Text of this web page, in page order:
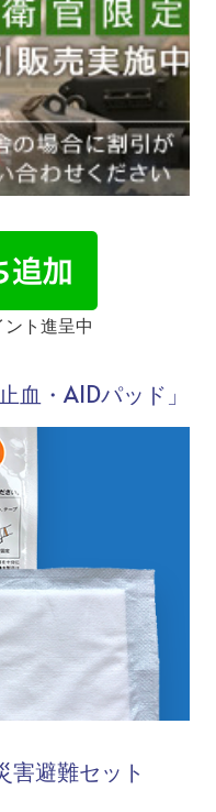
ト進呈中
血・AIDパッド」
害避難セット